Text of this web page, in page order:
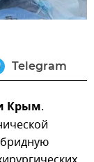
Telegram
Крым.